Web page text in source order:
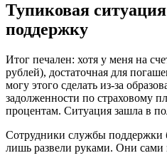
Тупиковая
поддержку
Итог печален: хотя у меня на
рублей), достаточная для
могу этого сделать из-за
задолженности по страховому
процентам. Ситуация зашла в
Сотрудники службы поддержки
лишь развели руками. Они сами